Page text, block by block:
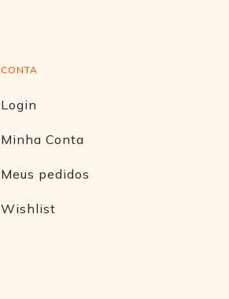
CONTA
Login
Minha Conta
Meus pedidos
Wishlist